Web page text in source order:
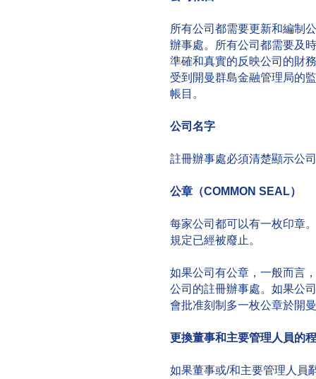
所有公司都需要更新和編制
辦事處。所有公司都需要及
準確和真實的反映公司的財
受到開曼群島金融管理局的
帳目。
公司名字
註冊辦事處必須清楚顯示公
公章（COMMON SEAL）
每家公司都可以有一枚印章
規定已經被廢止。
如果公司有公章，一般而言
公司的註冊辦事處。如果公
會批准刻制多一枚公章於開
更換董事和主要管理人員的
如果董事或/和主要管理人員